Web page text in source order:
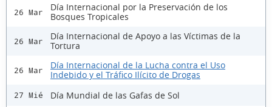
26 Mar
Día Internacional por la Preservación de los
Bosques Tropicales
26 Mar
Día Internacional de Apoyo a las Víctimas de la
Tortura
26 Mar
Día Internacional de la Lucha contra el Uso
Indebido y el Tráfico Ilícito de Drogas
27 Mié Día Mundial de las Gafas de Sol